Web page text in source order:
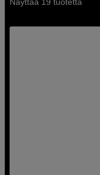
on luotettava valinta